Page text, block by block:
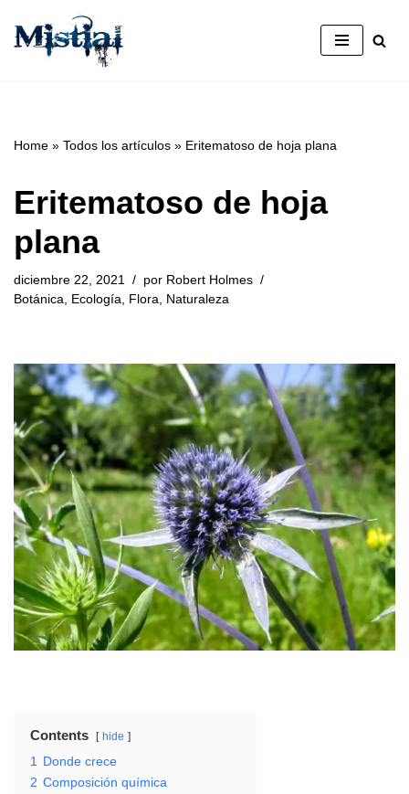
Saltar
Home » Todos los artículos » Eritematoso de hoja plana
Eritematoso de hoja
plana
diciembre 22, 2021 por Robert Holmes
Botánica, Ecología, Flora, Naturaleza
Contents hide
1
Donde crece
2 Composición química